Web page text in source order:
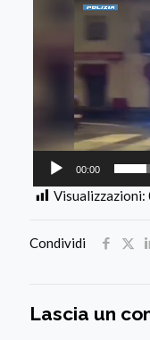
00:00
Visualizzazioni:
Condividi
Lascia un